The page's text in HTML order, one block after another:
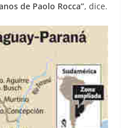
de Paolo Rocca”, dice.